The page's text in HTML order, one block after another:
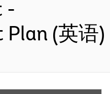
-
Plan (英语)